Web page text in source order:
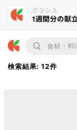
検索結果: 12件